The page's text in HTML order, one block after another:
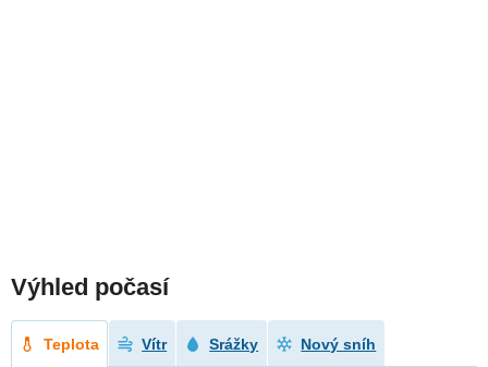
Výhled počasí
Teplota Vítr Srážky Nový sníh